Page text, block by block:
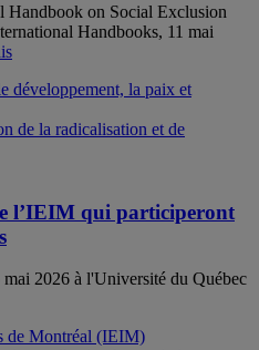
Handbook on Social Exclusion
Handbooks, 11 mai
l’IEIM qui participeront
2026 à l'Université du Québec